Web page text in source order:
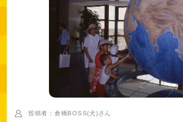
投稿者：倉橋BOSS(犬)さん